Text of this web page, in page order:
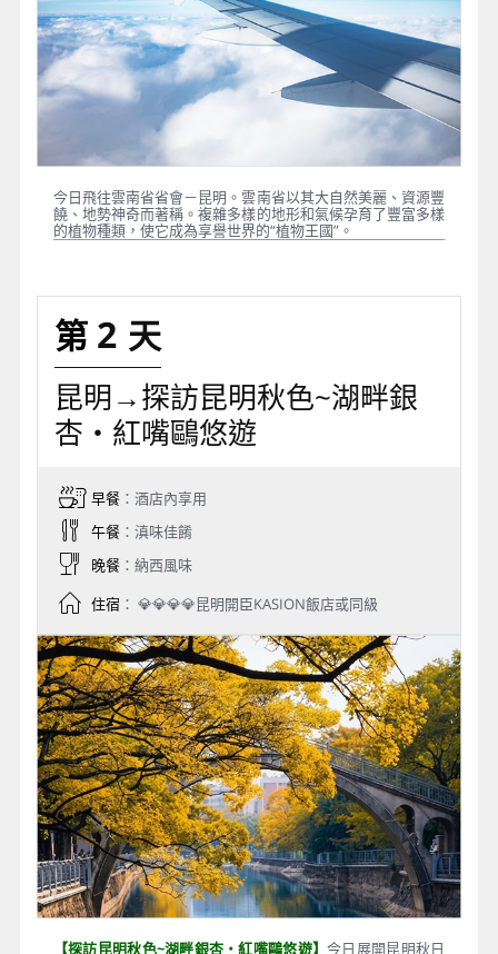
今日飛往雲南省省會－昆明。雲南省以其大自然美麗、資源豐
饒、地勢神奇而著稱。複雜多樣的地形和氣候孕育了豐富多樣
的植物種類，使它成為享譽世界的“植物王國”。
2
昆明→探訪昆明秋色~湖畔銀
杏・紅嘴鷗悠遊
早餐：酒店內享用
午餐：滇味佳餚
晚餐：納西風味
住宿： 💎💎💎💎昆明開臣KASION飯店或同級
【探訪昆明秋色~湖畔銀杏・紅嘴鷗悠遊】今日展開昆明秋日